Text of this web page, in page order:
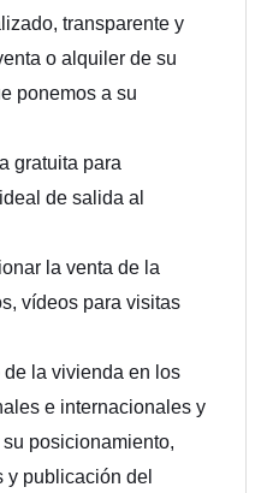
transparente y
o alquiler de su
ponemos a su
gratuita para
de salida al
la venta de la
vídeos para visitas
la vivienda en los
e internacionales y
posicionamiento,
y publicación del